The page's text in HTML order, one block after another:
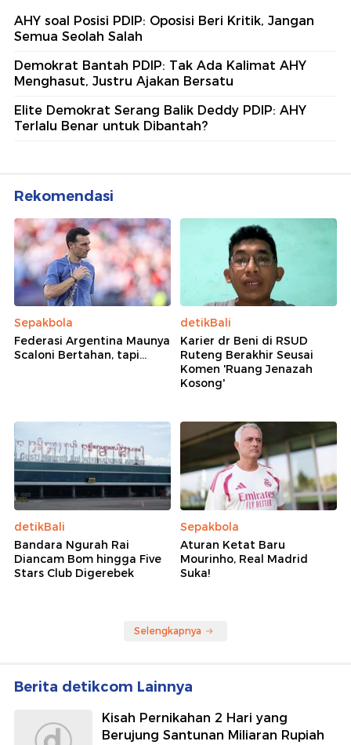
AHY soal Posisi PDIP: Oposisi Beri Kritik, Jangan
Semua Seolah Salah
Demokrat Bantah PDIP: Tak Ada Kalimat AHY
Menghasut, Justru Ajakan Bersatu
Elite Demokrat Serang Balik Deddy PDIP: AHY
Terlalu Benar untuk Dibantah?
Rekomendasi
Sepakbola
Federasi Argentina Maunya
Scaloni Bertahan, tapi...
detikBali
Karier dr Beni di RSUD
Ruteng Berakhir Seusai
Komen 'Ruang Jenazah
Kosong'
detikBali
Bandara Ngurah Rai
Diancam Bom hingga Five
Stars Club Digerebek
Sepakbola
Aturan Ketat Baru
Mourinho, Real Madrid
Suka!
Selengkapnya
Berita detikcom Lainnya
Kisah Pernikahan 2 Hari yang
Berujung Santunan Miliaran Rupiah